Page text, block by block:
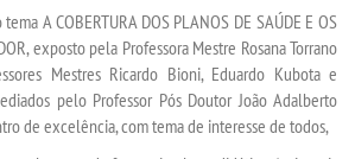
ACADÊMICO
A COBERTURA DOS PLANOS DE SAÚDE E OS
exposto pela Professora Mestre Rosana Torrano
Mestres Ricardo Bioni, Eduardo Kubota e
pelo Professor Pós Doutor João Adalberto
de excelência, com tema de interesse de todos,